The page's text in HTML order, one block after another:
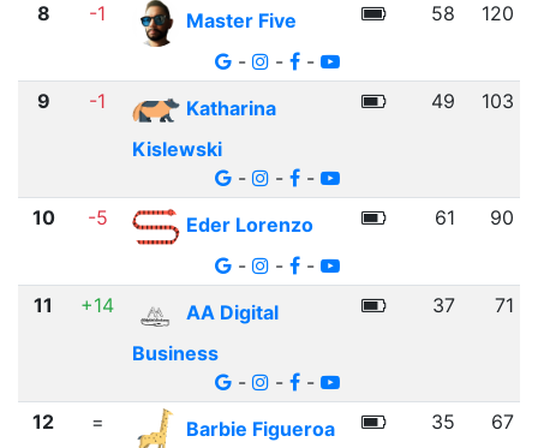
8 -1
Master Five
-
- -
58 120
9 -1
Katharina
Kislewski
-
- -
49 103
10 -5
Eder Lorenzo
-
- -
61 90
11 +14
AA Digital
Business
-
- -
37 71
12 =
Barbie Figueroa
35 67